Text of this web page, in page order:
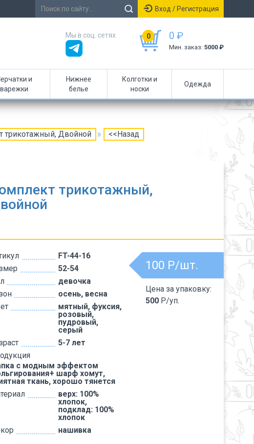
Вход / Регистрация
0 0 ₽
Мин. заказ: 5000 ₽
Мы в соц. сетях
и
варежки
Нижнее
белье
Колготки и
носки
Одежда
трикотажный, Двойной <<Назад
трикотажный,
FT-44-16
52-54
девочка
осень, весна
мятный, фуксия,
розовый,
пудровый,
серый
5-7 лет
с модным эффектом
шарф хомут,
ткань, хорошо тянется
верх: 100%
хлопок,
подклад: 100%
хлопок
нашивка
100 Р/шт.
Цена за упаковку:
500 Р/уп.